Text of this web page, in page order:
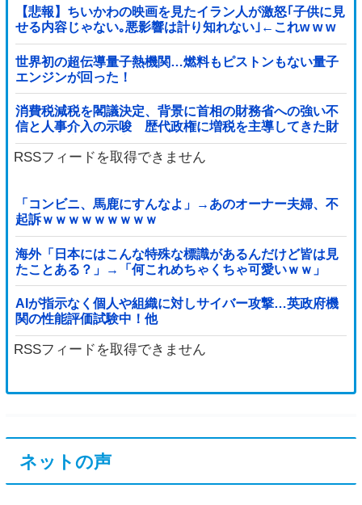
【悲報】ちいかわの映画を見たイラン人が激怒｢子供に見
せる内容じゃない｡悪影響は計り知れない｣←これw w w
w w w w w w
世界初の超伝導量子熱機関…燃料もピストンもない量子
エンジンが回った！
消費税減税を閣議決定、背景に首相の財務省への強い不
信と人事介入の示唆 歴代政権に増税を主導してきた財
務省、高市内閣に完全敗北
RSSフィードを取得できません
「コンビニ、馬鹿にすんなよ」→あのオーナー夫婦、不
起訴ｗｗｗｗｗｗｗｗｗ
海外「日本にはこんな特殊な標識があるんだけど皆は見
たことある？」→「何これめちゃくちゃ可愛いｗｗ」
【海外の反応】
AIが指示なく個人や組織に対しサイバー攻撃…英政府機
関の性能評価試験中！他
RSSフィードを取得できません
ネットの声